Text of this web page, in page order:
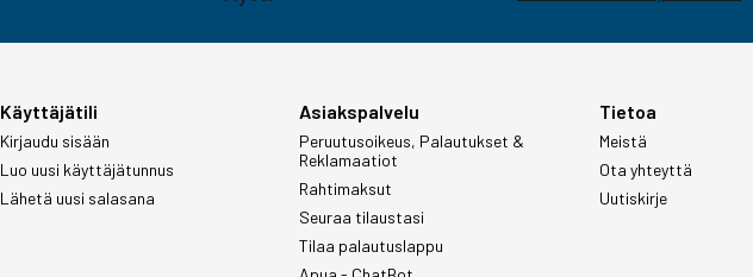
Käyttäjätili
Kirjaudu sisään
Luo uusi käyttäjätunnus
Lähetä uusi salasana
Asiakspalvelu
Peruutusoikeus, Palautukset &
Reklamaatiot
Rahtimaksut
Seuraa tilaustasi
Tilaa palautuslappu
Tietoa
Meistä
Ota yhteyttä
Uutiskirje